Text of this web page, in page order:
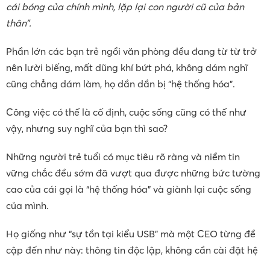
cái bóng của chính mình, lặp lại con người cũ của bản
thân”.
Phần lớn các bạn trẻ ngồi văn phòng đều đang từ từ trở
nên lười biếng, mất dũng khí bứt phá, không dám nghĩ
cũng chẳng dám làm, họ dần dần bị “hệ thống hóa”.
Công việc có thể là cố định, cuộc sống cũng có thể như
vậy, nhưng suy nghĩ của bạn thì sao?
Những người trẻ tuổi có mục tiêu rõ ràng và niềm tin
vững chắc đều sớm đã vượt qua được những bức tường
cao của cái gọi là “hệ thống hóa” và giành lại cuộc sống
của mình.
Họ giống như “sự tồn tại kiểu USB” mà một CEO từng đề
cập đến như này: thông tin độc lập, không cần cài đặt hệ